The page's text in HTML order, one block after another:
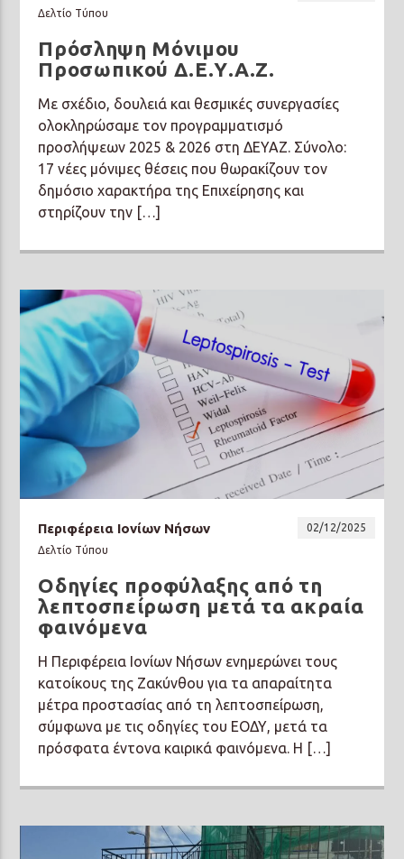
Δελτίο Τύπου
Πρόσληψη Μόνιμου
Προσωπικού Δ.Ε.Υ.Α.Ζ.
Με σχέδιο, δουλειά και θεσμικές συνεργασίες
ολοκληρώσαμε τον προγραμματισμό
προσλήψεων 2025 & 2026 στη ΔΕΥΑΖ. Σύνολο:
17 νέες μόνιμες θέσεις που θωρακίζουν τον
δημόσιο χαρακτήρα της Επιχείρησης και
στηρίζουν την […]
Περιφέρεια Ιονίων Νήσων
02/12/2025
Δελτίο Τύπου
Οδηγίες προφύλαξης από τη
λεπτοσπείρωση μετά τα ακραία
φαινόμενα
Η Περιφέρεια Ιονίων Νήσων ενημερώνει τους
κατοίκους της Ζακύνθου για τα απαραίτητα
μέτρα προστασίας από τη λεπτοσπείρωση,
σύμφωνα με τις οδηγίες του ΕΟΔΥ, μετά τα
πρόσφατα έντονα καιρικά φαινόμενα. Η […]